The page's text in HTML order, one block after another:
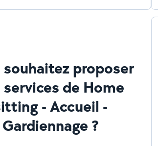
souhaitez proposer
services de Home
- Accueil -
Gardiennage ?